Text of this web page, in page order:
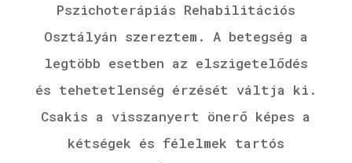
Pszichoterápiás Rehabilitációs
Osztályán szereztem. A betegség a
legtöbb esetben az elszigetelődés
és tehetetlenség érzését váltja ki.
Csakis a visszanyert önerő képes a
kétségek és félelmek tartós